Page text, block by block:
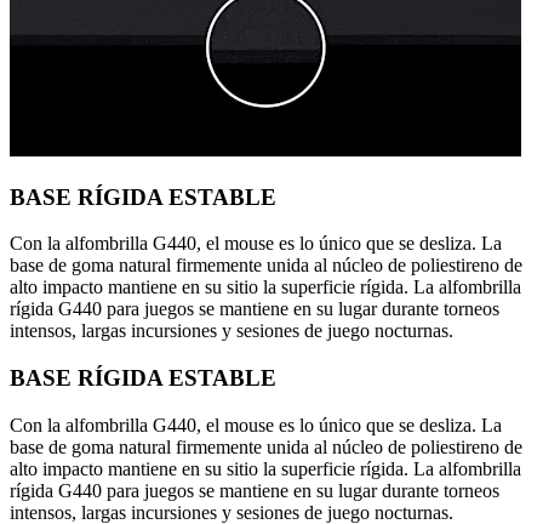
BASE RÍGIDA ESTABLE
Con la alfombrilla G440, el mouse es lo único que se desliza. La
base de goma natural firmemente unida al núcleo de poliestireno de
alto impacto mantiene en su sitio la superficie rígida. La alfombrilla
rígida G440 para juegos se mantiene en su lugar durante torneos
intensos, largas incursiones y sesiones de juego nocturnas.
BASE RÍGIDA ESTABLE
Con la alfombrilla G440, el mouse es lo único que se desliza. La
base de goma natural firmemente unida al núcleo de poliestireno de
alto impacto mantiene en su sitio la superficie rígida. La alfombrilla
rígida G440 para juegos se mantiene en su lugar durante torneos
intensos, largas incursiones y sesiones de juego nocturnas.